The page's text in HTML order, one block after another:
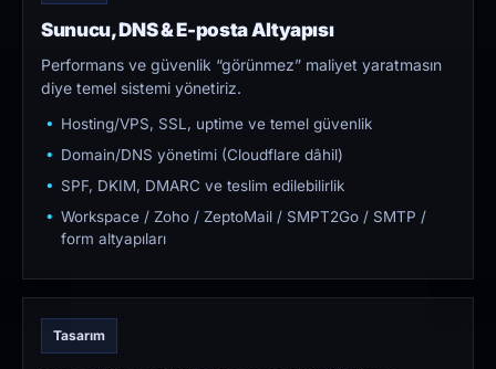
Sunucu, DNS & E-posta Altyapısı
Performans ve güvenlik “görünmez” maliyet yaratmasın
diye temel sistemi yönetiriz.
Hosting/VPS, SSL, uptime ve temel güvenlik
Domain/DNS yönetimi (Cloudflare dâhil)
SPF, DKIM, DMARC ve teslim edilebilirlik
Workspace / Zoho / ZeptoMail / SMPT2Go / SMTP /
form altyapıları
Tasarım